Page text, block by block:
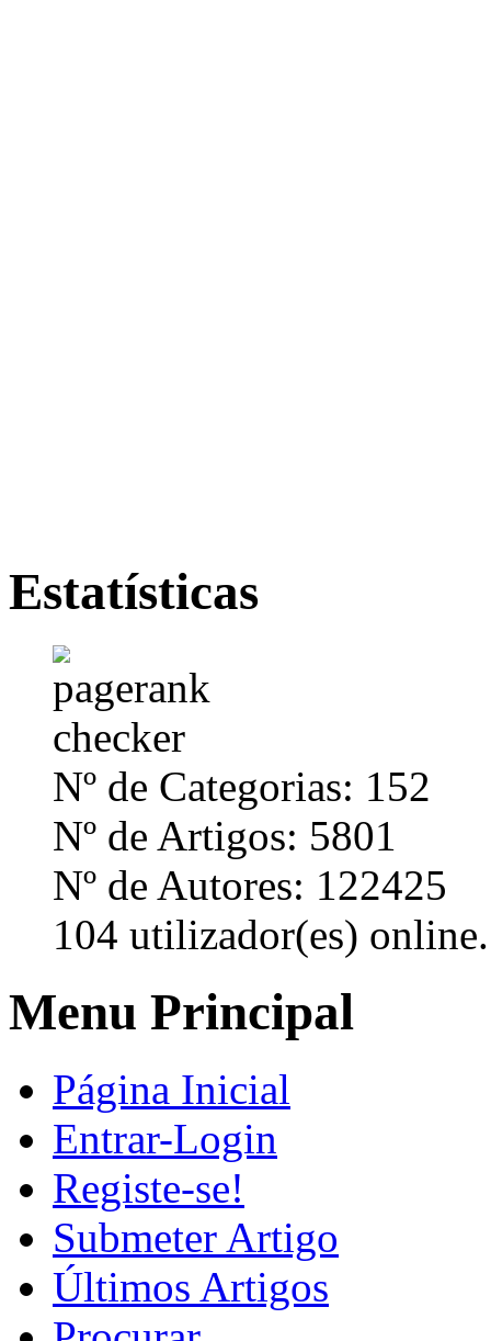
Estatísticas
Nº de Categorias: 152
Nº de Artigos: 5801
Nº de Autores: 122425
104 utilizador(es) online.
Menu Principal
Página Inicial
Entrar-Login
Registe-se!
Submeter Artigo
Últimos Artigos